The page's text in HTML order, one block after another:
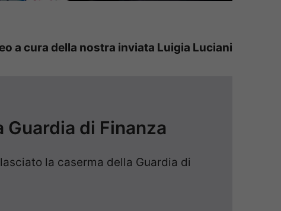
a cura della nostra inviata Luigia Luciani
Guardia di Finanza
la caserma della Guardia di